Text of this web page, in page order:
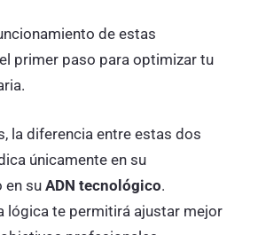
de estas
primer paso para optimizar tu
la diferencia entre estas dos
únicamente en su
en su ADN tecnológico.
lógica te permitirá ajustar mejor